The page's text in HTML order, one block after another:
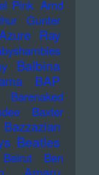
Pink Arnd
Gunter
Ray
Balbina
BAP
Barenaked
Baxter
Bazzazian
Beatles
Beirut
Ben